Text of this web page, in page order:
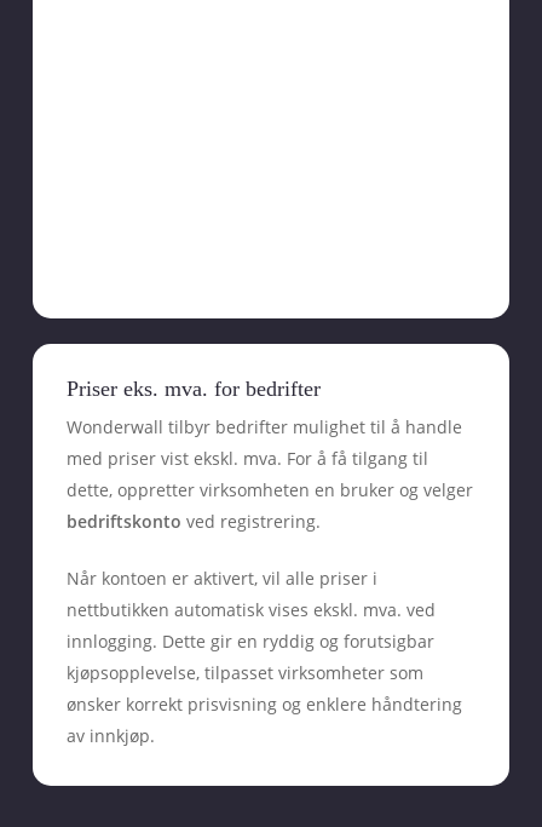
Priser eks. mva. for bedrifter
Wonderwall tilbyr bedrifter mulighet til å handle
med priser vist ekskl. mva. For å få tilgang til
dette, oppretter virksomheten en bruker og velger
bedriftskonto ved registrering.
Når kontoen er aktivert, vil alle priser i
nettbutikken automatisk vises ekskl. mva. ved
innlogging. Dette gir en ryddig og forutsigbar
kjøpsopplevelse, tilpasset virksomheter som
ønsker korrekt prisvisning og enklere håndtering
av innkjøp.